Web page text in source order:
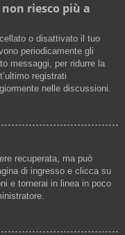
riesco più a
o disattivato il tuo
periodicamente gli
messaggi, per ridurre la
registrati
nelle discussioni.
recuperata, ma può
di ingresso e clicca su
e tornerai in linea in poco